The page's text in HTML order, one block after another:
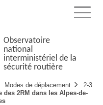
Menu
Observatoire
national
interministériel de la
sécurité routière
Modes de déplacement
2-3
des 2RM dans les Alpes-de-